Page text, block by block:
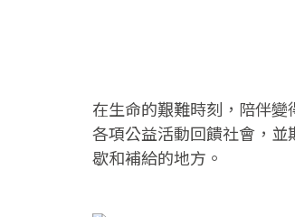
在生命的艱難時刻，陪伴
各項公益活動回饋社會，
歇和補給的地方。